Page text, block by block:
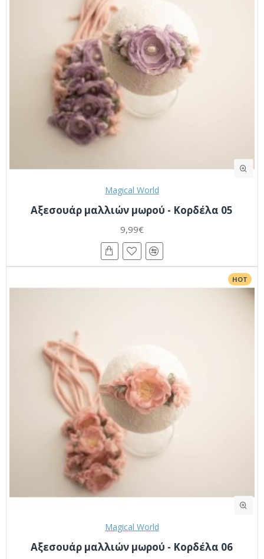
Magical World
Αξεσουάρ μαλλιών μωρού - Κορδέλα 05
9,99€
HOT
Magical World
Αξεσουάρ μαλλιών μωρού - Κορδέλα 06